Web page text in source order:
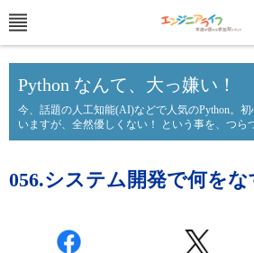
Python なんて、大っ嫌い！
今、話題の人工知能(AI)などで人気のPython。
いますが、全然優しくない！ という事を、つら
056.システム開発で何を